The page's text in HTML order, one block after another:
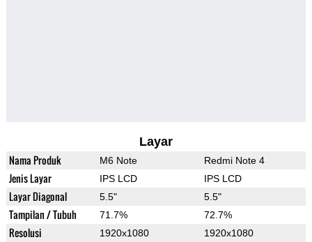
Layar
Nama Produk M6 Note Redmi Note 4
Jenis Layar IPS LCD IPS LCD
Layar Diagonal 5.5" 5.5"
Tampilan / Tubuh 71.7% 72.7%
Resolusi 1920x1080 1920x1080